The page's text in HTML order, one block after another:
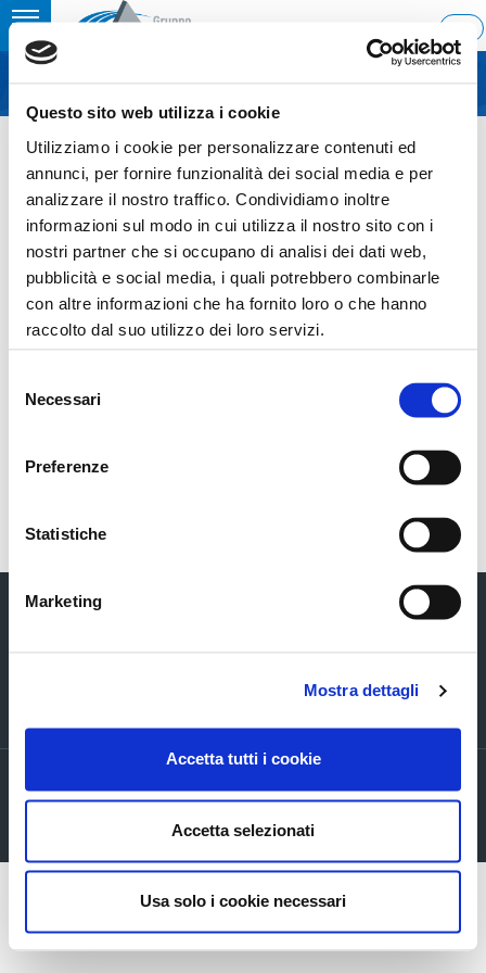
Questo sito web utilizza i cookie
Utilizziamo i cookie per personalizzare contenuti ed
annunci, per fornire funzionalità dei social media e per
analizzare il nostro traffico. Condividiamo inoltre
informazioni sul modo in cui utilizza il nostro sito con i
nostri partner che si occupano di analisi dei dati web,
pubblicità e social media, i quali potrebbero combinarle
con altre informazioni che ha fornito loro o che hanno
raccolto dal suo utilizzo dei loro servizi.
delNecessari
Preferenze
Statistiche
Marketing
Mostra dettagli
Accetta tutti i cookie
Accetta selezionati
Usa solo i cookie necessari
Toggle
navigation
MENU
Last update: 2021/07/08 12:36
08.07.2021
BUY BACK – JUNE 2021
COS-Ascopiave-Buy_back_ITA-ENG_08072021
Via Verizzo, 1030 - 31053 Pieve di Soligo (TV) tel +39 0438 980098 fax +39
0438 82096 C.F. - P.I. - R.I. 03916270261
Cookie Policy